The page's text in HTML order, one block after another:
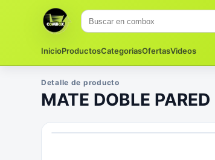
InicioProductosCategoriasOfertasVideos
Detalle de producto
MATE DOBLE